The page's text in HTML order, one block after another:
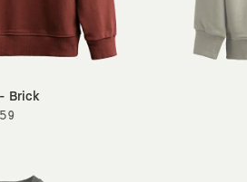
Brick